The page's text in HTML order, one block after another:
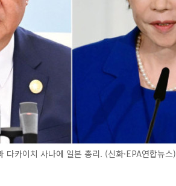
카이치 사나에 일본 총리. (신화·EPA연합뉴스)